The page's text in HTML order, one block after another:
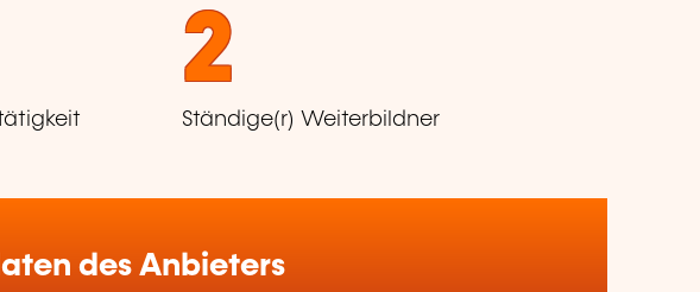
2
Ständige(r) Weiterbildner
des Anbieters